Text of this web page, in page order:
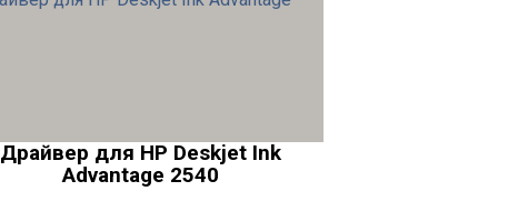
Драйвер для HP Deskjet Ink
Advantage 2540